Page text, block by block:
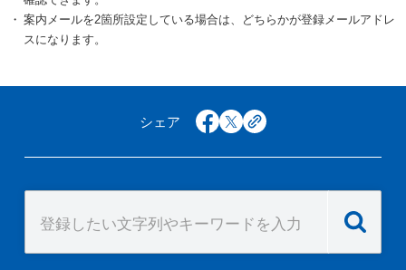
案内メールを2箇所設定している場合は、どちらかが登録メールアドレ
スになります。
シェア facebook
x copy